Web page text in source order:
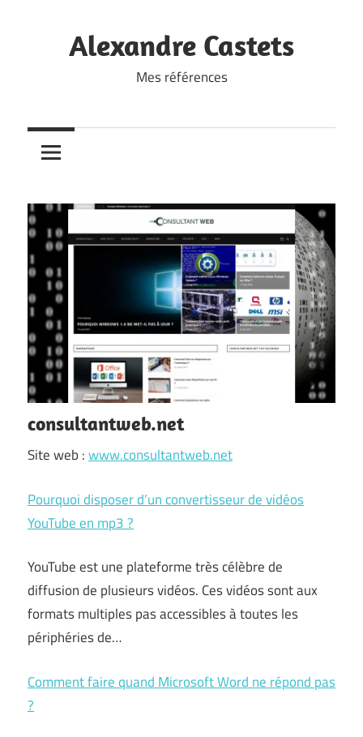
contentAlexandre Castets
Mes références
consultantweb.net
Site web :www.consultantweb.net
Pourquoi disposer d’un convertisseur de vidéos
YouTube en mp3 ?
YouTube est une plateforme très célèbre de
diffusion de plusieurs vidéos. Ces vidéos sont aux
formats multiples pas accessibles à toutes les
périphéries de…
Comment faire quand Microsoft Word ne répond pas
?